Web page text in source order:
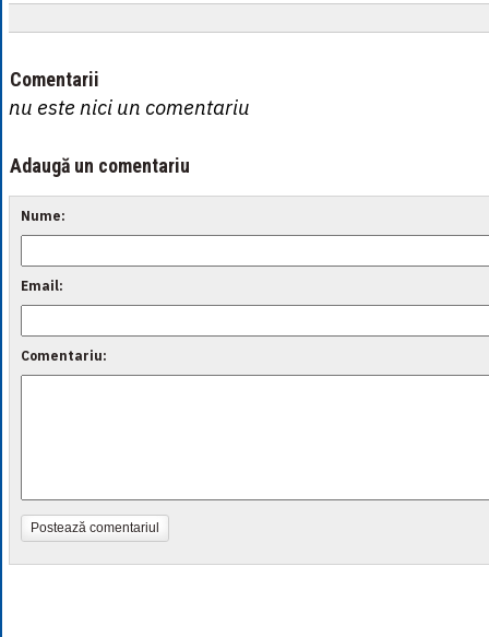
Comentarii
nu este nici un comentariu
Adaugă un comentariu
Nume:
Email:
Comentariu:
Postează comentariul